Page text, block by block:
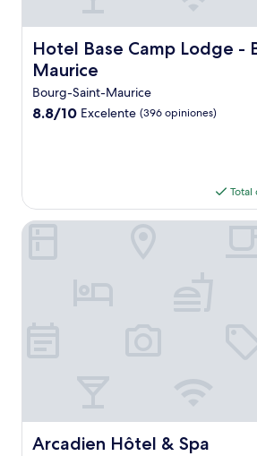
Hotel Base Camp Lodge -
Maurice
Hotel Base Camp Lodge - Bourg
Bourg-Saint-Maurice
8.8
8.8/10 Excelente (396 opiniones)
Total
Arcadien Hôtel & Spa
Arcadien Hôtel & Spa
Arcadien Hôtel & Spa